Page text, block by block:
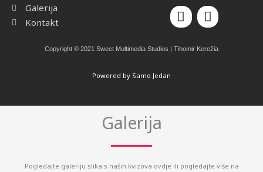
Galerija
Kontakt
F
a
e
k
I
n
t
a
Copyright © 2021 Sweet Multimedia Studios | Tihomir Kerežia
Powered by Samo Jedan
Galerija
Pogledajte galeriju slika s naših kvizova ovdje ili pogledajte više na